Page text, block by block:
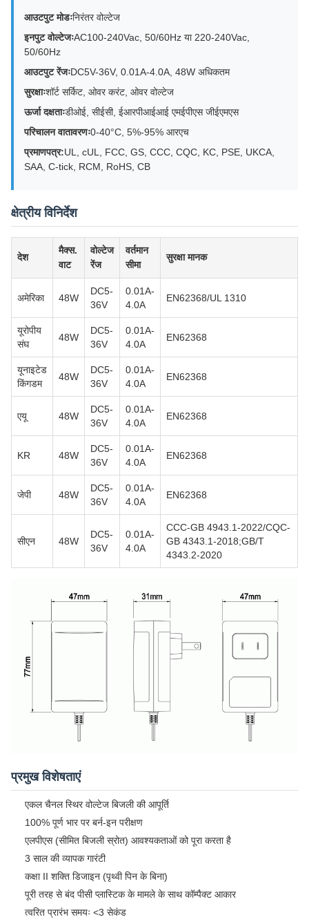
आउटपुट मोडःनिरंतर वोल्टेज
इनपुट वोल्टेजःAC100-240Vac, 50/60Hz या 220-240Vac,
50/60Hz
आउटपुट रेंजःDC5V-36V, 0.01A-4.0A, 48W अधिकतम
सुरक्षाःशॉर्ट सर्किट, ओवर करंट, ओवर वोल्टेज
ऊर्जा दक्षताःडीओई, सीईसी, ईआरपीआईआई एमईपीएस जीईएमएस
परिचालन वातावरणः0-40°C, 5%-95% आरएच
प्रमाणपत्र:UL, cUL, FCC, GS, CCC, CQC, KC, PSE, UKCA,
SAA, C-tick, RCM, RoHS, CB
क्षेत्रीय विनिर्देश
देश
मैक्स.
वाट
वोल्टेज
रेंज
वर्तमान
सीमा
सुरक्षा मानक
अमेरिका 48W
DC5-
36V
0.01A-
4.0A
EN62368/UL 1310
यूरोपीय
संघ
48W
DC5-
36V
0.01A-
4.0A
EN62368
यूनाइटेड
किंगडम
48W
DC5-
36V
0.01A-
4.0A
EN62368
एयू 48W
DC5-
36V
0.01A-
4.0A
EN62368
KR 48W
DC5-
36V
0.01A-
4.0A
EN62368
जेपी 48W
DC5-
36V
0.01A-
4.0A
EN62368
सीएन 48W
DC5-
36V
0.01A-
4.0A
CCC-GB 4943.1-2022/CQC-
GB 4343.1-2018;GB/T
4343.2-2020
प्रमुख विशेषताएं
एकल चैनल स्थिर वोल्टेज बिजली की आपूर्ति
100% पूर्ण भार पर बर्न-इन परीक्षण
एलपीएस (सीमित बिजली स्रोत) आवश्यकताओं को पूरा करता है
3 साल की व्यापक गारंटी
कक्षा II शक्ति डिजाइन (पृथ्वी पिन के बिना)
पूरी तरह से बंद पीसी प्लास्टिक के मामले के साथ कॉम्पैक्ट आकार
त्वरित प्रारंभ समयः <3 सेकंड